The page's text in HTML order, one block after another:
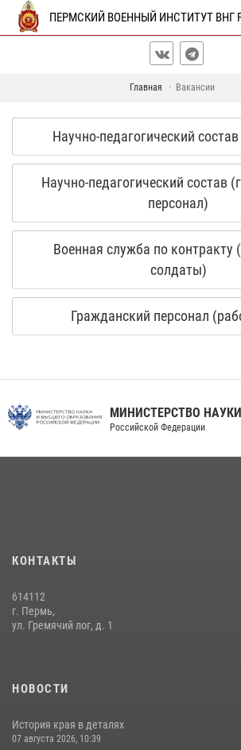
ПЕРМСКИЙ ВОЕННЫЙ ИНСТИТУТ ВНГ
Главная Вакансии
Научно-педагогический
Научно-педагогический состав
персонал)
Военная служба по контракту
солдаты)
Гражданский персонал
МИНИСТЕРСТВО НАУКИ
Российской Федерации
КОНТАКТЫ
614112
г. Пермь,
ул. Гремячий лог, д. 1
НОВОСТИ
История края в деталях
07 августа 2026, 10:39